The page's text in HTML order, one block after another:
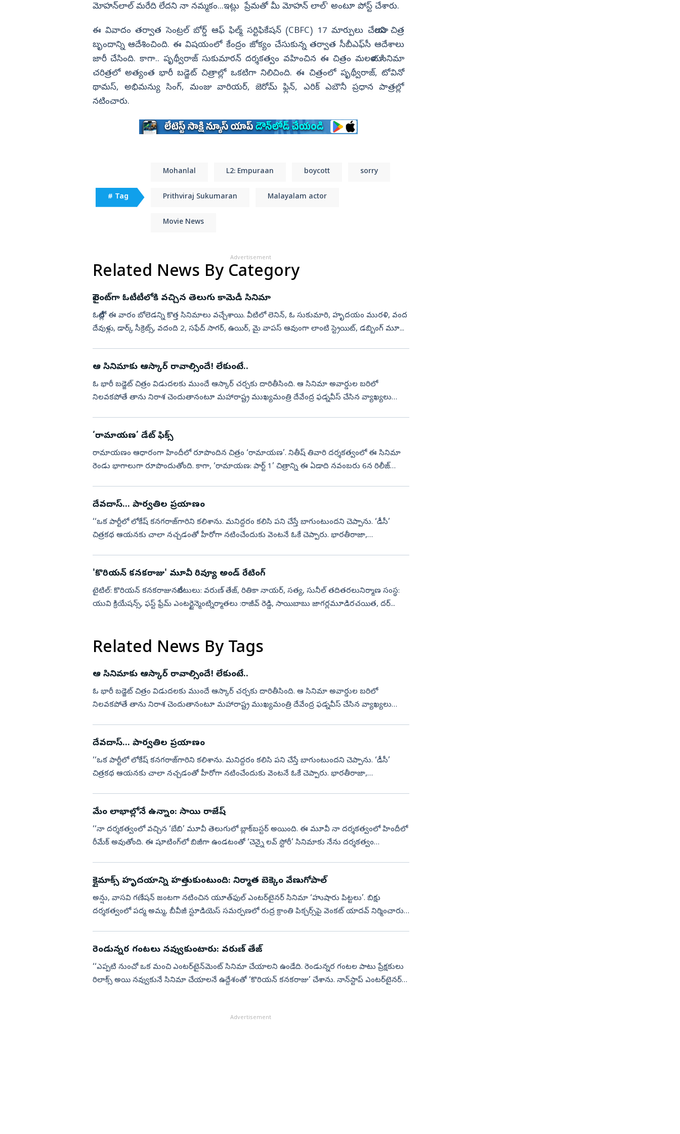
మోహన్‌లాల్ మరేది లేదని నా నమ్మకం...ఇట్లు ప్రేమతో మీ మోహన్ లాల్' అంటూ పోస్ట్ చేశారు.
ఈ వివాదం తర్వాత సెంట్రల్ బోర్డ్ ఆఫ్ ఫిల్మ్ సర్టిఫికేషన్ (CBFC) 17 మార్పులు చేయాలని చిత్ర
బృందాన్ని ఆదేశించింది. ఈ విషయంలో కేంద్రం జోక్యం చేసుకున్న తర్వాత సీబీఎఫ్‌సీ ఆదేశాలు
జారీ చేసింది. కాగా.. పృథ్వీరాజ్ సుకుమారన్ దర్శకత్వం వహించిన ఈ చిత్రం మలయాళ సినిమా
చరిత్రలో అత్యంత భారీ బడ్జెట్‌ చిత్రాల్లో ఒకటిగా నిలిచింది. ఈ చిత్రంలో పృథ్వీరాజ్, టోవినో
థామస్, అభిమన్యు సింగ్, మంజు వారియర్, జెరోమ్ ఫ్లిన్, ఎరిక్ ఎబౌనీ ప్రధాన పాత్రల్లో
నటించారు.
# Tag
Mohanlal L2: Empuraan boycott sorry
Prithviraj Sukumaran Malayalam actor
Movie News
Advertisement
Related News By Category
సైలెంట్‌గా ఓటీటీలోకి వచ్చిన తెలుగు కామెడీ సినిమా
ఓటీటీల్లో ఈ వారం బోలెడన్ని కొత్త సినిమాలు వచ్చేశాయి. వీటిలో లెనిన్, ఓ సుకుమారి, హృదయం మురళి, వంద
దేవుళ్లు, డార్క్ సీక్రెట్స్, వదంది 2, సఫేద్ సాగర్, ఉయిర్, మై వాపస్ ఆవుంగా లాంటి స్ట్రెయిట్, డబ్బింగ్ మూ...
ఆ సినిమాకు ఆస్కార్‌ రావాల్సిందే! లేకుంటే..
ఓ భారీ బడ్జెట్‌ చిత్రం విడుదలకు ముందే ఆస్కార్‌ చర్చకు దారితీసింది. ఆ సినిమా అవార్డుల బరిలో
నిలవకపోతే తాను నిరాశ చెందుతానంటూ మహారాష్ట్ర ముఖ్యమంత్రి దేవేంద్ర ఫడ్నవీస్‌ చేసిన వ్యాఖ్యలు
‘రామాయణ’ డేట్‌ ఫిక్స్‌
రామాయణం ఆధారంగా హిందీలో రూపొందిన చిత్రం ‘రామాయణ’. నితీష్‌ తివారి దర్శకత్వంలో ఈ సినిమా
రెండు భాగాలుగా రూపొందుతోంది. కాగా, ‘రామాయణ: పార్ట్‌ 1’ చిత్రాన్ని ఈ ఏడాది నవంబరు 6న రిలీజ్‌
దేవదాస్‌... పార్వతిల ప్రయాణం
‘‘ఒక పార్టీలో లోకేష్‌ కనగరాజ్‌గారిని కలిశాను. మనిద్దరం కలిసి పని చేస్తే బాగుంటుందని చెప్పాను. ‘డీసీ’
చిత్రకథ ఆయనకు చాలా నచ్చడంతో హీరోగా నటించేందుకు వెంటనే ఓకే చెప్పారు. భారతీరాజా,
'కొరియన్‌ కనకరాజు' మూవీ రివ్యూ అండ్ రేటింగ్
టైటిల్‌: కొరియన్‌ కనకరాజునటీనటులు: వరుణ్‌ తేజ్‌, రితికా నాయర్‌, సత్య, సునీల్‌ తదితరలునిర్మాణ సంస్థ:
యువి క్రియేషన్స్, ఫస్ట్ ఫ్రేమ్ ఎంటర్టైన్మెంట్నిర్మాతలు :రాజీవ్ రెడ్డి, సాయిబాబు జాగర్లమూడిరచయిత, దర్...
Related News By Tags
ఆ సినిమాకు ఆస్కార్‌ రావాల్సిందే! లేకుంటే..
ఓ భారీ బడ్జెట్‌ చిత్రం విడుదలకు ముందే ఆస్కార్‌ చర్చకు దారితీసింది. ఆ సినిమా అవార్డుల బరిలో
నిలవకపోతే తాను నిరాశ చెందుతానంటూ మహారాష్ట్ర ముఖ్యమంత్రి దేవేంద్ర ఫడ్నవీస్‌ చేసిన వ్యాఖ్యలు
దేవదాస్‌... పార్వతిల ప్రయాణం
‘‘ఒక పార్టీలో లోకేష్‌ కనగరాజ్‌గారిని కలిశాను. మనిద్దరం కలిసి పని చేస్తే బాగుంటుందని చెప్పాను. ‘డీసీ’
చిత్రకథ ఆయనకు చాలా నచ్చడంతో హీరోగా నటించేందుకు వెంటనే ఓకే చెప్పారు. భారతీరాజా,
మేం లాభాల్లోనే ఉన్నాం: సాయి రాజేష్‌
‘‘నా దర్శకత్వంలో వచ్చిన ‘బేబి’ మూవీ తెలుగులో బ్లాక్‌బస్టర్‌ అయింది. ఈ మూవీ నా దర్శకత్వంలో హిందీలో
రీమేక్‌ అవుతోంది. ఈ షూటింగ్‌లో బిజీగా ఉండటంతో ‘చెన్నై లవ్‌ స్టోరీ’ సినిమాకు నేను దర్శకత్వం
క్లైమాక్స్‌ హృదయాన్ని హత్తుకుంటుంది: నిర్మాత బెక్కెం వేణుగోపాల్‌
అన్షు, వాసవి గణేషన్‌ జంటగా నటించిన యూత్‌ఫుల్‌ ఎంటర్‌టైనర్‌ సినిమా ‘హుషారు పిట్టలు’. బిక్షు
దర్శకత్వంలో పద్మ అమ్మ, బీవీజీ స్టూడియెస్‌ సమర్పణలో రుద్ర క్రాంతి పిక్చర్స్‌పై వెంకట్‌ యాదవ్‌ నిర్మించారు.
రెండున్నర గంటలు నవ్వుకుంటారు: వరుణ్‌ తేజ్‌
‘‘ఎప్పటి నుంచో ఒక మంచి ఎంటర్‌టైన్‌మెంట్‌ సినిమా చేయాలని ఉండేది. రెండున్నర గంటల పాటు ప్రేక్షకులు
రిలాక్స్‌ అయి నవ్వుకునే సినిమా చేయాలనే ఉద్దేశంతో ‘కొరియన్‌ కనకరాజు’ చేశాను. నాన్‌స్టాప్‌ ఎంటర్‌టైనర్‌గా
Advertisement